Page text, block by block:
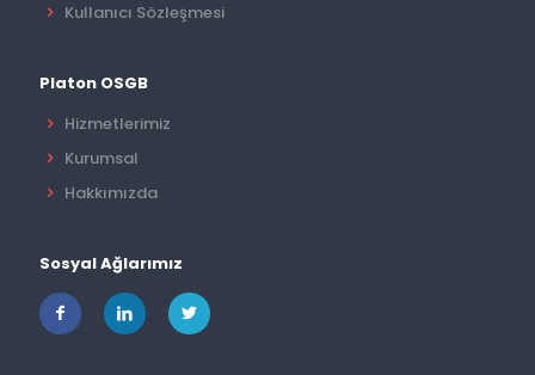
Kullanıcı Sözleşmesi
Platon OSGB
Hizmetlerimiz
Kurumsal
Hakkımızda
Sosyal Ağlarımız